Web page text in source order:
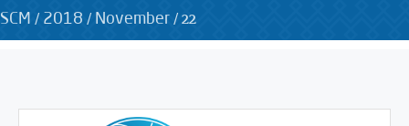
SCM / 2018 / November /22